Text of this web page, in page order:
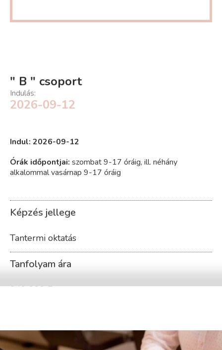
" B " csoport
Indulás:
2026-09-12
Indul: 2026-09-12
Órák időpontjai: szombat 9-17 óráig, ill. néhány
alkalommal vasárnap 9-17 óráig
Képzés jellege
Tantermi oktatás
Tanfolyam ára
349 000 Ft